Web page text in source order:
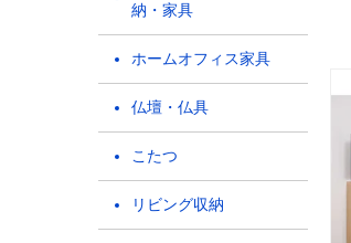
納・家具
ホームオフィス家具
仏壇・仏具
こたつ
リビング収納